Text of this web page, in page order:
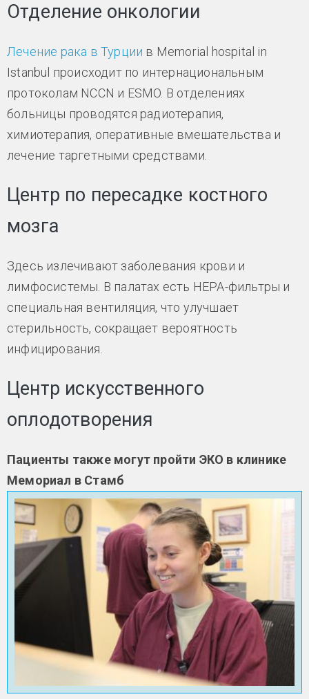
Отделение онкологии
Лечение рака в Турции в Memorial hospital in
Istanbul происходит по интернациональным
протоколам NCCN и ESMO. В отделениях
больницы проводятся радиотерапия,
химиотерапия, оперативные вмешательства и
лечение таргетными средствами.
Центр по пересадке костного
мозга
Здесь излечивают заболевания крови и
лимфосистемы. В палатах есть НЕРА-фильтры и
специальная вентиляция, что улучшает
стерильность, сокращает вероятность
инфицирования.
Центр искусственного
оплодотворения
Пациенты также могут пройти ЭКО в клинике
Мемориал в Стамб